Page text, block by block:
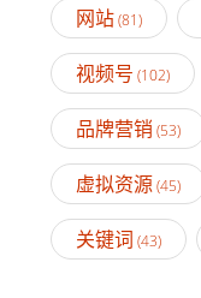
网站(81)
视频号 (102)
品牌营销 (53)
虚拟资源(45)
关键词 (43)